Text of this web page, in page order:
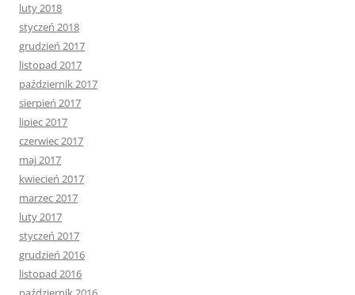
luty 2018
styczeń 2018
grudzień 2017
listopad 2017
październik 2017
sierpień 2017
lipiec 2017
czerwiec 2017
maj 2017
kwiecień 2017
marzec 2017
luty 2017
styczeń 2017
grudzień 2016
listopad 2016